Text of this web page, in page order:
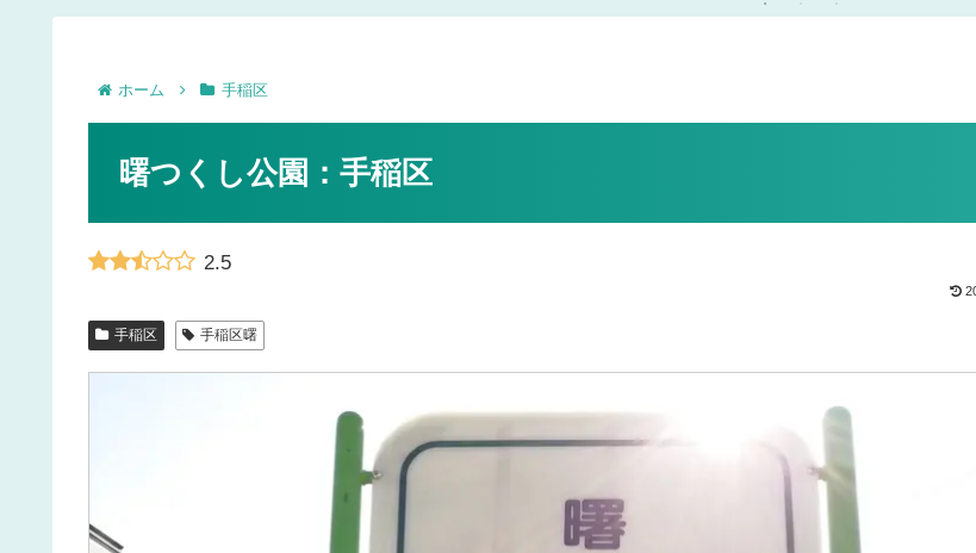
ホーム 手稲区
曙つくし公園：手稲区
2.5
手稲区 手稲区曙